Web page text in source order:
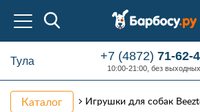
Тула +7 (4872)71-62-
10:00-21:00, без выходных
Каталог Игрушки для собак